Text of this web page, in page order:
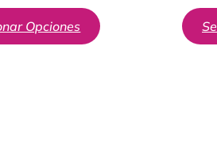
Opciones